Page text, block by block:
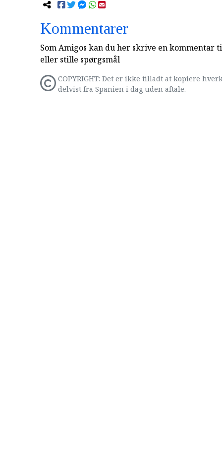
Kommentarer
Som Amigos kan du her skrive en kommentar
eller stille spørgsmål
COPYRIGHT: Det er ikke tilladt at kopiere
delvist fra Spanien i dag uden aftale.